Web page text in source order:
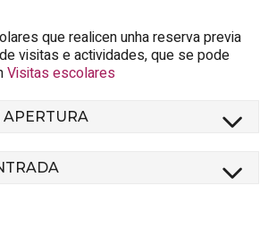
que realicen unha reserva previa
visitas e actividades, que se pode
Visitas escolares
APERTURA